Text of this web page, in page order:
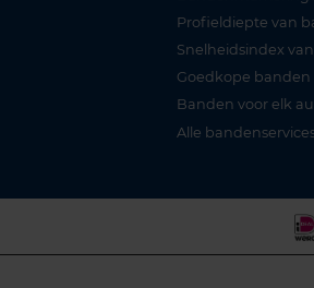
Profieldiepte van
Snelheidsindex
Goedkope banden
Banden voor elk
Alle